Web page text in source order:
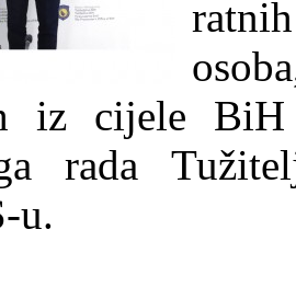
iz cijele
rada
u.